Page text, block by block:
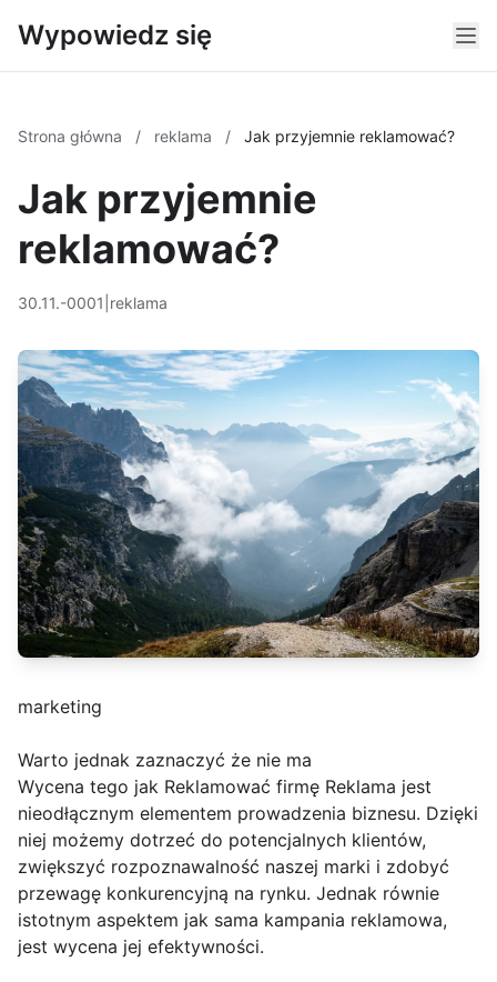
Wypowiedz się
Strona główna / reklama / Jak przyjemnie reklamować?
Jak przyjemnie
reklamować?
30.11.-0001 reklama
marketing
Warto jednak zaznaczyć że nie ma
Wycena tego jak Reklamować firmę Reklama jest
nieodłącznym elementem prowadzenia biznesu. Dzięki
niej możemy dotrzeć do potencjalnych klientów,
zwiększyć rozpoznawalność naszej marki i zdobyć
przewagę konkurencyjną na rynku. Jednak równie
istotnym aspektem jak sama kampania reklamowa,
jest wycena jej efektywności.